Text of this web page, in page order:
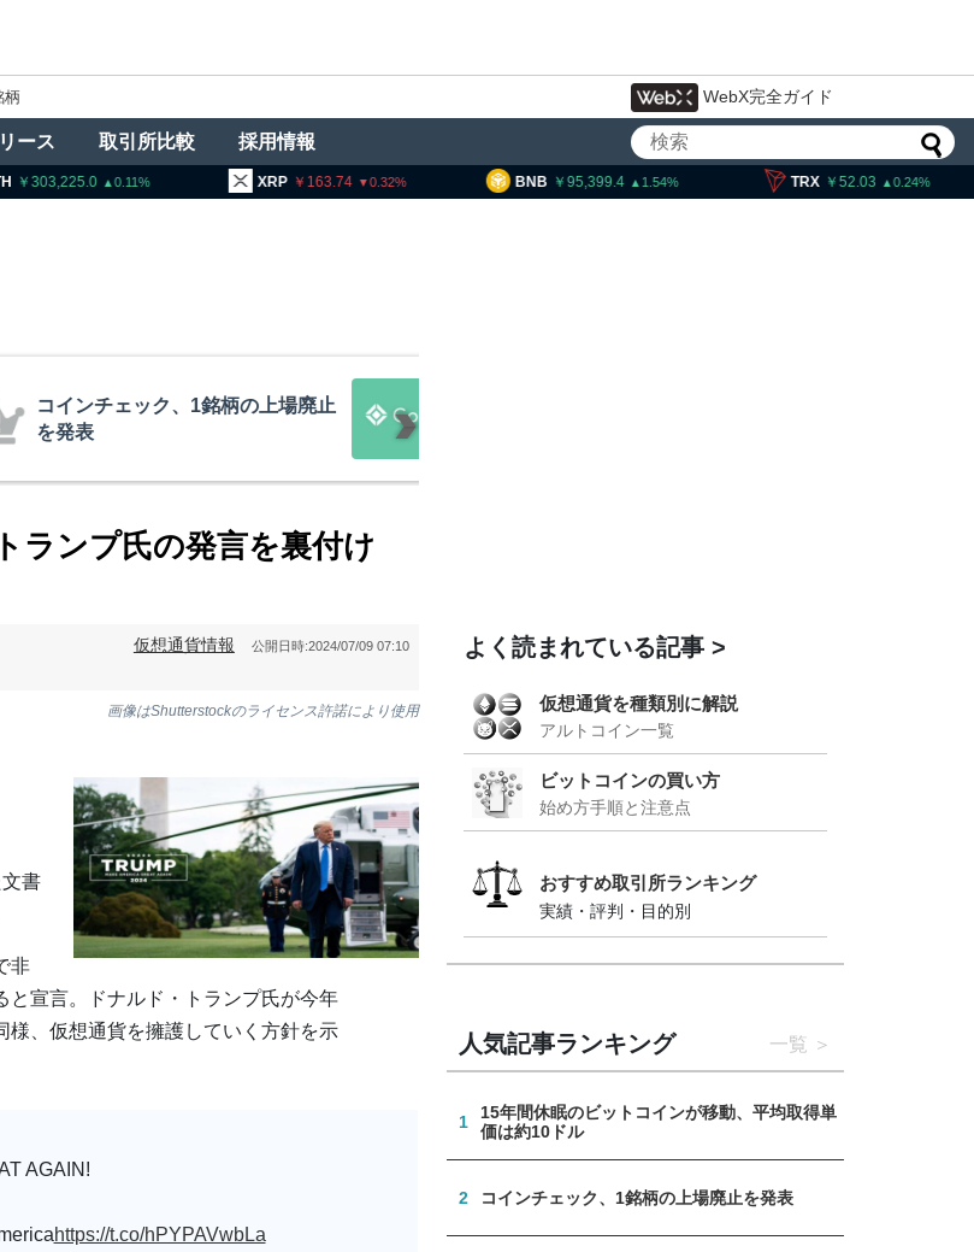
柄 WebX完全ガイド
ース 取引所比較 採用情報
XRP 0.32 BNB 1.54 TRX 0.24 SOL
廃止
ロシア当局、ウクライナ発詐欺に関
与した違法仮想通貨交換所を摘発
20人超拘束
ランプ氏の発言を裏付け
仮想通貨情報 公開日時:2024/07/09 07:10
画像はShutterstockのライセンス許諾により使用
書
非
宣言。ドナルド・トランプ氏が今年
、仮想通貨を擁護していく方針を示
AGAIN!
https://t.co/hPYPAVwbLa
よく読まれている記事
仮想通貨を種類別に解説
アルトコイン一覧
ビットコインの買い方
始め方手順と注意点
おすすめ取引所ランキング
実績・評判・目的別
人気記事ランキング 一覧
1
15年間休眠のビットコインが移動、平均取得単
価は約10ドル
2 コインチェック、1銘柄の上場廃止を発表